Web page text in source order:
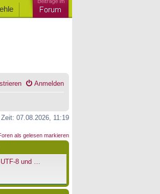
Anmelden
07.08.2026, 11:19
als gelesen markieren
8 und …